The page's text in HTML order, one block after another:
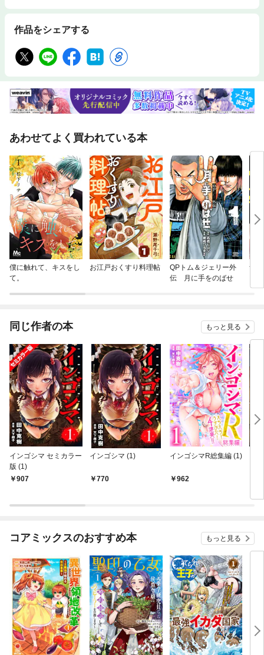
作品をシェアする
あわせてよく買われている本
僕に触れて、キスをし
て。
お江戸おくすり料理帖
QPトム＆ジェリー外
伝 月に手をのばせ
ザ
同じ作者の本 もっと見る
インゴシマ セミカラー
版 (1)
907
インゴシマ (1)
770
インゴシマR総集編 (1)
962
コアミックスのおすすめ本 もっと見る